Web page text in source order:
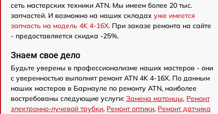
сеть мастерских техники ATN. Мы имеем более 20 тыс.
запчастей. И возможно на наших складах уже имеется
запчасть на модель 4K 4-16X. При заказе ремонта на сайте
- предоставляется скидка -25%.
Знаем свое дело
Будьте уверены в профессионализме наших мастеров - они
с уверенностью выполнят ремонт ATN 4K 4-16X. По данным
наших мастеров в Барнауле по ремонту ATN, наиболее
востребованы следующие услуги: Замена матрицы, Ремонт
электронно-лучевой трубки, Ремонт оптики, Ремонт датчика